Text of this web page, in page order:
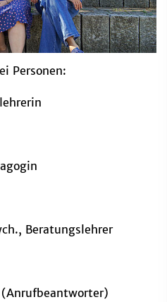
Personen:
Beratungslehrer
(Anrufbeantworter)